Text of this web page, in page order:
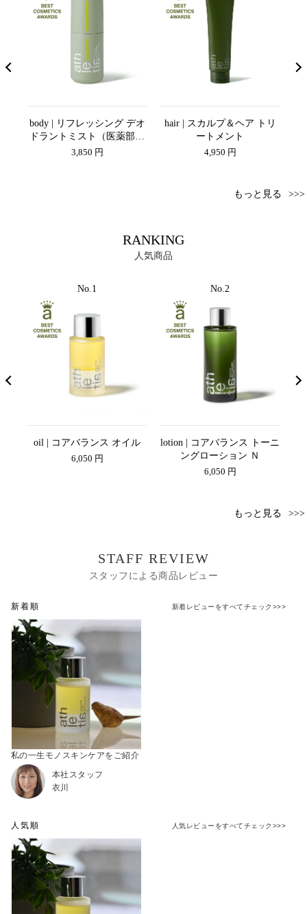
body | リフレッシング デオ
ドラントミスト（医薬部外
品）
3,850 円
hair | スカルプ＆ヘア トリ
ートメント
4,950 円
もっと見る
RANKING
人気商品
No.1
oil | コアバランス オイル
6,050 円
No.2
lotion | コアバランス トーニ
ングローション Ｎ
6,050 円
もっと見る
STAFF REVIEW
スタッフによる商品レビュー
新着順 新着レビューをすべてチェック>>>
私の一生モノスキンケアをご紹介
本社スタッフ
衣川
人気順 人気レビューをすべてチェック>>>